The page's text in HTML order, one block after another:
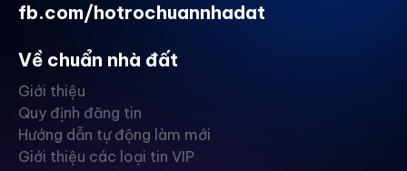
fb.com/hotrochuannhadat
Về chuẩn nhà đất
Giới thiệu
Quy định đăng tin
Hướng dẫn tự động làm mới
Giới thiệu các loại tin VIP